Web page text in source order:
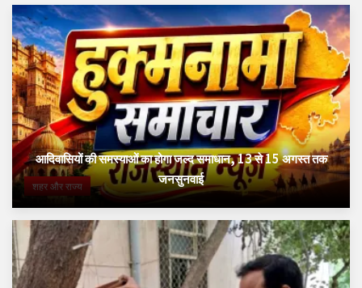
शहर और राज्य
आदिवासियों की समस्याओं का होगा जल्द समाधान, 13 से 15 अगस्त तक
जनसुनवाई